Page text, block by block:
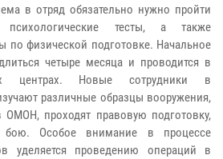
в отряд обязательно нужно пройти
тесты, а также
по физической подготовке. Начальное
четыре месяца и проводится в
центрах. Новые сотрудники в
различные образцы вооружения,
ОМОН, проходят правовую подготовку,
Особое внимание в процессе
уделяется проведению операций в